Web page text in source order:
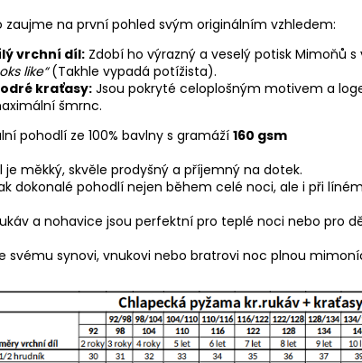
zaujme na první pohled svým originálním vzhledem:
vrchní díl: Zdobí ho výrazný a veselý potisk Mimoňů
like“(Takhle vypadá potížista).
kraťasy: Jsou pokryté celoplošným motivem a
šmrnc.
pohodlí ze 100% bavlny s gramáží 160 gsm
je měkký, skvěle prodyšný a příjemný na dotek.
dokonalé pohodlí nejen během celé noci, ale i při
a nohavice jsou perfektní pro teplé noci nebo pro
svému synovi, vnukovi nebo bratrovi noc plnou